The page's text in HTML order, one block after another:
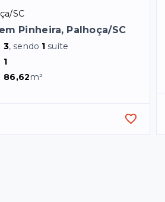
SC
Pinheira, Palhoça/SC
3, sendo 1 suíte
1
86,62m²